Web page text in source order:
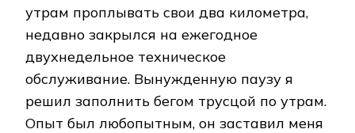
утрам проплывать свои два километра,
недавно закрылся на ежегодное
двухнедельное техническое
обслуживание. Вынужденную паузу я
решил заполнить бегом трусцой по утрам.
Опыт был любопытным, он заставил меня